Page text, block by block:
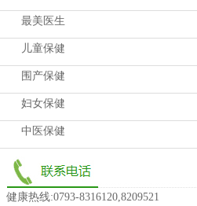
最美医生
儿童保健
围产保健
妇女保健
中医保健
健康热线:0793-8316120,8209521